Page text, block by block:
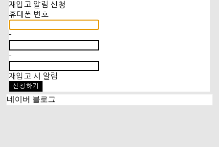
재입고 알림 신청
휴대폰 번호
-
-
재입고 시 알림
신청하기
네이버 블로그